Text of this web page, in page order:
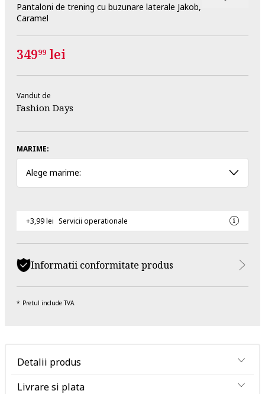
Pantaloni de trening cu buzunare laterale Jakob,
Caramel
34999 lei
Vandut de
Fashion Days
MARIME:
Alege marime:
+3,99 lei Servicii operationale
Informatii conformitate produs
Pretul include TVA.
Detalii produs
Livrare si plata